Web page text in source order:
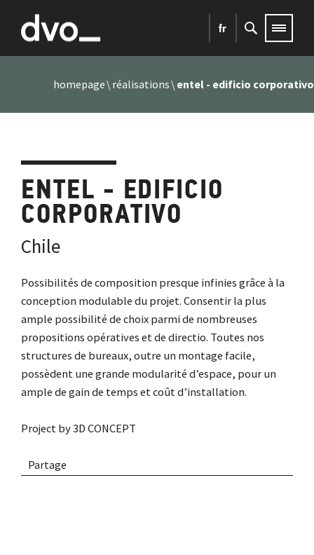
fr
homepage réalisations entel - edificio corporativo
ENTEL - EDIFICIO
CORPORATIVO
Chile
Possibilités de composition presque infinies grâce à la
conception modulable du projet. Consentir la plus
ample possibilité de choix parmi de nombreuses
propositions opératives et de directio. Toutes nos
structures de bureaux, outre un montage facile,
possèdent une grande modularité d’espace, pour un
ample de gain de temps et coût d’installation.
Project by3D CONCEPT
Partage